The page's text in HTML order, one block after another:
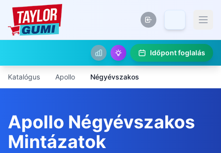
Időpont foglalás
Katalógus Apollo Négyévszakos
Apollo Négyévszakos
Mintázatok